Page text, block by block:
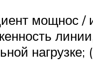
мощнос /